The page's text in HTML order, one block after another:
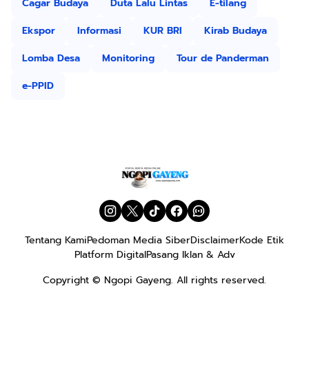
Cagar Budaya
Duta Lalu Lintas
E-tilang
Ekspor
Informasi KUR BRI
Kirab Budaya
Lomba Desa
Monitoring
Tour de Panderman
e-PPID
Tentang KamiPedoman Media SiberDisclaimerKode Etik
Platform DigitalPasang Iklan & Adv
Copyright © Ngopi Gayeng. All rights reserved.